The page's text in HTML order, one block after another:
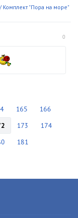
"Пора на море"
0
165
166
173
174
181